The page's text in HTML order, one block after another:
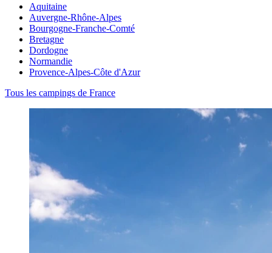
Aquitaine
Auvergne-Rhône-Alpes
Bourgogne-Franche-Comté
Bretagne
Dordogne
Normandie
Provence-Alpes-Côte d'Azur
Tous les campings de France